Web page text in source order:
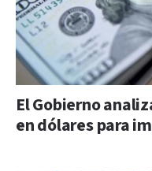
El Gobierno
en dólares para